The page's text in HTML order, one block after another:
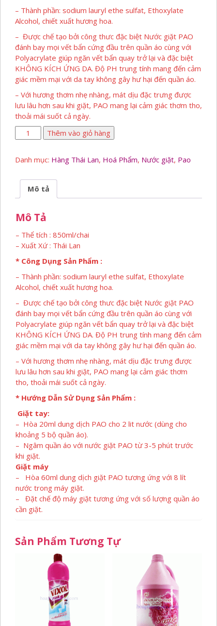
– Thành phần: sodium lauryl ethe sulfat, Ethoxylate
Alcohol, chiết xuất hương hoa.
– Được chế tạo bởi công thưc đặc biệt Nước giặt PAO
đánh bay mọi vết bẩn cứng đầu trên quần áo cùng với
Polyacrylate giúp ngăn vết bẩn quay trở lại và đặc biệt
KHÔNG KÍCH ỨNG DA. Độ PH trung tính mang đến cảm
giác mềm mại với da tay không gây hư hại đến quần áo.
– Với hương thơm nhẹ nhàng, mát dịu đặc trưng được
lưu lâu hơn sau khi giặt, PAO mang lại cảm giác thơm tho,
thoải mái suốt cả ngày.
Nước
Giặt
Đặc
lượng
Thêm vào giỏ hàng
Danh mục: Hàng Thái Lan, Hoá Phẩm, Nước giặt, Pao
Mô tả
Mô Tả
– Thể tích : 850ml/chai
– Xuất Xứ : Thái Lan
* Công Dụng Sản Phẩm :
– Thành phần: sodium lauryl ethe sulfat, Ethoxylate
Alcohol, chiết xuất hương hoa.
– Được chế tạo bởi công thưc đặc biệt Nước giặt PAO
đánh bay mọi vết bẩn cứng đầu trên quần áo cùng với
Polyacrylate giúp ngăn vết bẩn quay trở lại và đặc biệt
KHÔNG KÍCH ỨNG DA. Độ PH trung tính mang đến cảm
giác mềm mại với da tay không gây hư hại đến quần áo.
– Với hương thơm nhẹ nhàng, mát dịu đặc trưng được
lưu lâu hơn sau khi giặt, PAO mang lại cảm giác thơm
tho, thoải mái suốt cả ngày.
* Hướng Dẫn Sử Dụng Sản Phẩm :
Giặt tay:
– Hòa 20ml dung dịch PAO cho 2 lit nước (dùng cho
khoảng 5 bộ quần áo).
– Ngâm quần áo với nước giặt PAO từ 3-5 phút trước
khi giặt.
Giặt máy
– Hòa 60ml dung dịch giặt PAO tương ứng với 8 lít
nước trong máy giặt.
– Đặt chế độ máy giặt tương ứng với số lượng quần áo
cần giặt.
Sản Phẩm Tương Tự